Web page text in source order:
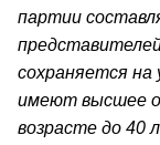
партии
сохраняется на
имеют высшее
возрасте до 40